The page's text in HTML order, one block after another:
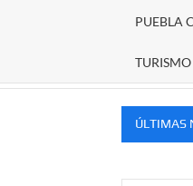
PUEBLA
TURISMO
ÚLTIMAS
NACIONALES E